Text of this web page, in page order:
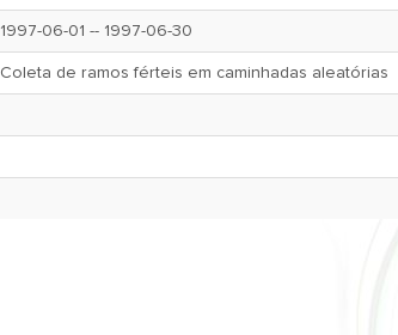
1997-06-01 -- 1997-06-30
Coleta de ramos férteis em caminhadas aleatórias